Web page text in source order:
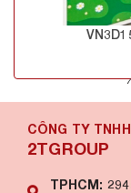
CÔNG TY
2TGROUP
TPHCM: